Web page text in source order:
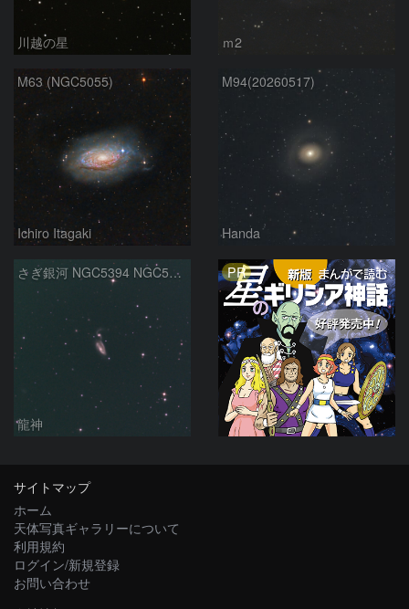
川越の星 ｍ2
M63 (NGC5055)
Ichiro Itagaki
M94(20260517)
Handa
さぎ銀河 NGC5394 NGC5395
龍神
PR
サイトマップ
ホーム
天体写真ギャラリーについて
利用規約
ログイン/新規登録
お問い合わせ